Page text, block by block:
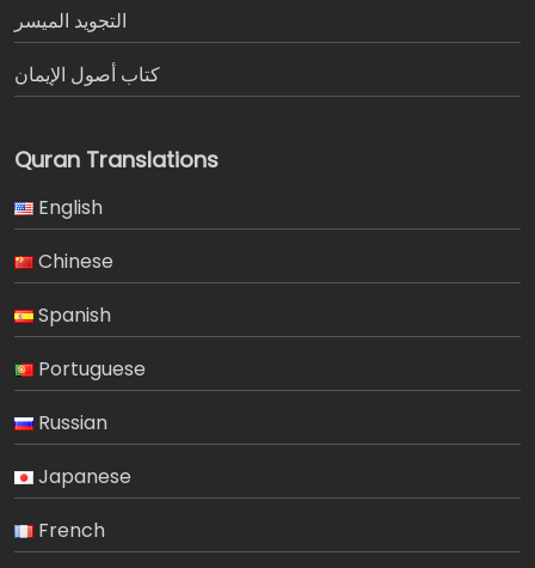
التجويد الميسر
كتاب أصول الإيمان
Quran Translations
English
Chinese
Spanish
Portuguese
Russian
Japanese
French